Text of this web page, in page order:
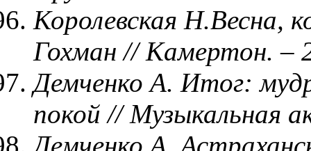
Королевская Н.Весна,
Гохман // Камертон.
Демченко А. Итог:
покой // Музыкальная
Демченко А.